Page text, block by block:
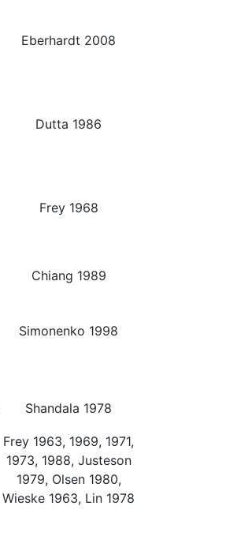
Eberhardt 2008
Dutta 1986
Frey 1968
Chiang 1989
Simonenko 1998
Shandala 1978
Frey 1963, 1969, 1971,
1973, 1988, Justeson
1979, Olsen 1980,
Wieske 1963, Lin 1978